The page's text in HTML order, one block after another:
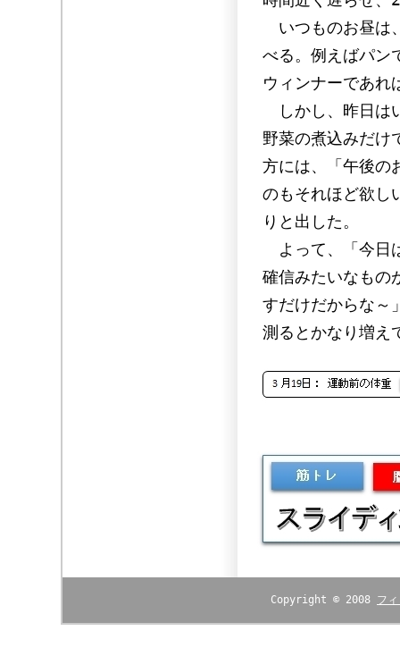
いつものお昼は
べる。例えばパン
ウィンナーであれ
しかし、昨日は
野菜の煮込みだけ
方には、「午後の
のもそれほど欲し
りと出した。
よって、「今日
確信みたいなもの
すだけだからな～
測るとかなり増え
Copyright © 2008 フ